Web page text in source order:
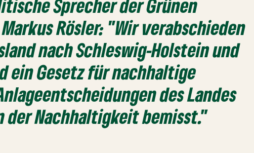
Sprecher der Grünen
Rösler: "Wir verabschieden
nach Schleswig-Holstein und
ein Gesetz für nachhaltige
des Landes
Nachhaltigkeit bemisst."